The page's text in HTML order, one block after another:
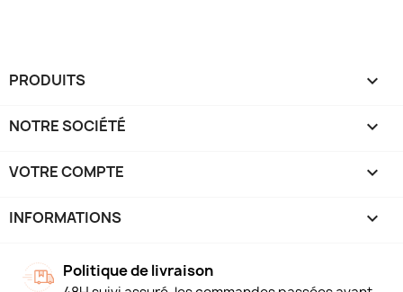
PRODUITS 
NOTRE SOCIÉTÉ 
VOTRE COMPTE 
INFORMATIONS keyboard_arrow_down
Politique de livraison